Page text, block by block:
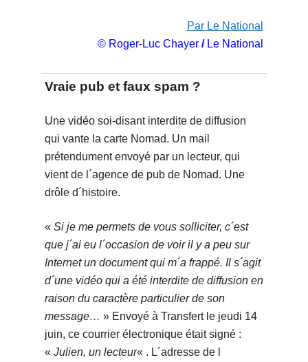
Par Le National
© Roger-Luc Chayer/Le National
Vraie pub et faux spam ?
Une vidéo soi-disant interdite de diffusion
qui vante la carte Nomad. Un mail
prétendument envoyé par un lecteur, qui
vient de l´agence de pub de Nomad. Une
drôle d´histoire.
« Si je me permets de vous solliciter, c´est
que j´ai eu l´occasion de voir il y a peu sur
Internet un document qui m´a frappé. Il s´agit
d´une vidéo qui a été interdite de diffusion en
raison du caractère particulier de son
message… » Envoyé à Transfert le jeudi 14
juin, ce courrier électronique était signé :
« Julien, un lecteur« . L´adresse de l